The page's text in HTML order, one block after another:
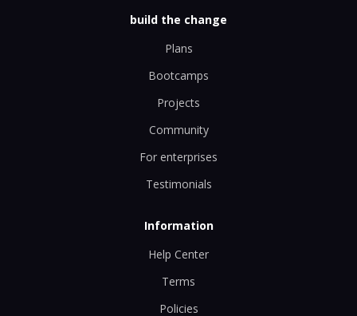
build the change
Plans
Bootcamps
Projects
Community
For enterprises
Testimonials
Information
Help Center
Terms
Policies